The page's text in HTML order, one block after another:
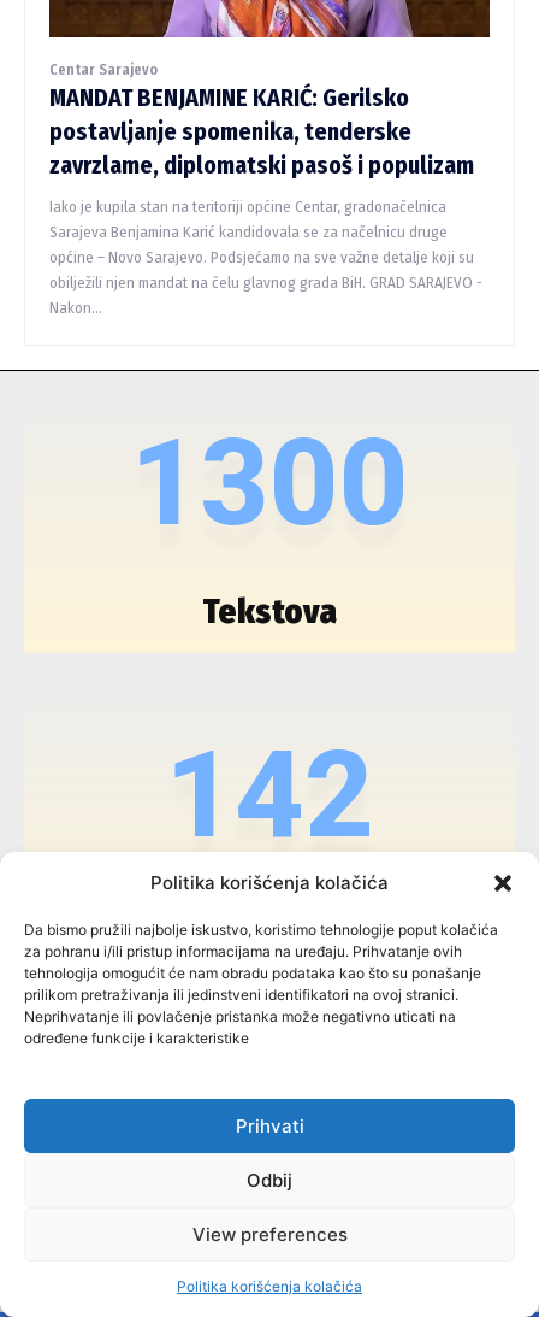
Politika korišćenja kolačića
Da bismo pružili najbolje iskustvo, koristimo tehnologije poput kolačića
za pohranu i/ili pristup informacijama na uređaju. Prihvatanje ovih
tehnologija omogućit će nam obradu podataka kao što su ponašanje
prilikom pretraživanja ili jedinstveni identifikatori na ovoj stranici.
Neprihvatanje ili povlačenje pristanka može negativno uticati na
određene funkcije i karakteristike
Prihvati
Odbij
View preferences
Politika korišćenja kolačića
Centar Sarajevo
MANDAT BENJAMINE KARIĆ: Gerilsko
postavljanje spomenika, tenderske
zavrzlame, diplomatski pasoš i populizam
Iako je kupila stan na teritoriji općine Centar, gradonačelnica
Sarajeva Benjamina Karić kandidovala se za načelnicu druge
općine – Novo Sarajevo. Podsjećamo na sve važne detalje koji su
obilježili njen mandat na čelu glavnog grada BiH. GRAD SARAJEVO -
Nakon...
1300
Tekstova
142
OPŠTINE / OPĆINE
79